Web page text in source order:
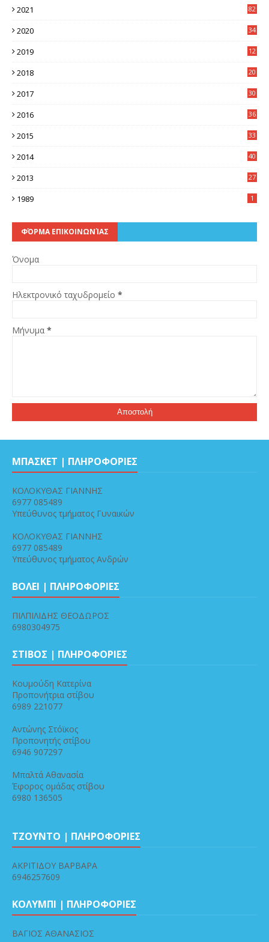
2021 82
2020 34
2019
12
2018
20
2017
30
2016
36
2015
33
2014
40
2013
27
1989 1
ΦΌΡΜΑ ΕΠΙΚΟΙΝΩΝΊΑΣ
Όνομα
Ηλεκτρονικό ταχυδρομείο *
Μήνυμα *
ΜΠΑΣΚΕΤ | ΠΛΗΡΟΦΟΡΙΕΣ
ΚΟΛΟΚΥΘΑΣ ΓΙΑΝΝΗΣ
6977 085489
Υπεύθυνος τμήματος Γυναικών
ΚΟΛΟΚΥΘΑΣ ΓΙΑΝΝΗΣ
6977 085489
Υπεύθυνος τμήματος Ανδρών
ΒΟΛΕΙ | ΠΛΗΡΟΦΟΡΙΕΣ
ΠΙΛΠΙΛΙΔΗΣ ΘΕΟΔΩΡΟΣ
6980304975
ΣΤΙΒΟΣ | ΠΛΗΡΟΦΟΡΙΕΣ
Κουμούδη Κατερίνα
Προπονήτρια στίβου
6989 221077
Αντώνης Στόϊκος
Προπονητής στίβου
6946 907297
Μπαλτά Αθανασία
Έφορος ομάδας στίβου
6980 136505
ΤΖΟΥΝΤΟ | ΠΛΗΡΟΦΟΡΙΕΣ
ΑΚΡΙΤΙΔΟΥ ΒΑΡΒΑΡΑ
6946257609
ΚΟΛΥΜΠΙ | ΠΛΗΡΟΦΟΡΙΕΣ
ΒΑΓΙΟΣ ΑΘΑΝΑΣΙΟΣ